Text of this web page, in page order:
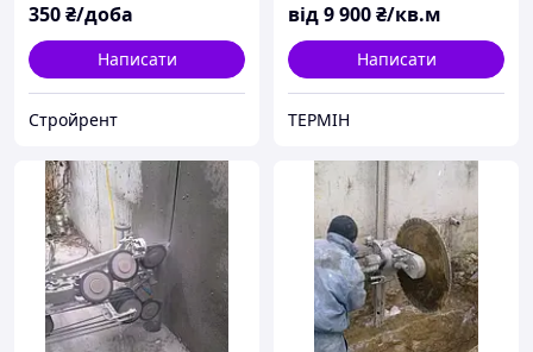
350₴/доба
Написати
Стройрент
від9 900₴/кв.м
Написати
ТЕРМІН